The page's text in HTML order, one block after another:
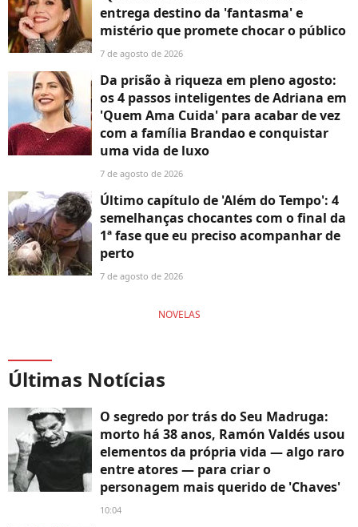
entrega destino da 'fantasma' e
mistério que promete chocar o público
7 de agosto de 2026
Da prisão à riqueza em pleno agosto:
os 4 passos inteligentes de Adriana em
'Quem Ama Cuida' para acabar de vez
com a família Brandao e conquistar
uma vida de luxo
7 de agosto de 2026
Último capítulo de 'Além do Tempo': 4
semelhanças chocantes com o final da
1ª fase que eu preciso acompanhar de
perto
7 de agosto de 2026
NOVELAS
Últimas Notícias
O segredo por trás do Seu Madruga:
morto há 38 anos, Ramón Valdés usou
elementos da própria vida — algo raro
entre atores — para criar o
personagem mais querido de 'Chaves'
10:04